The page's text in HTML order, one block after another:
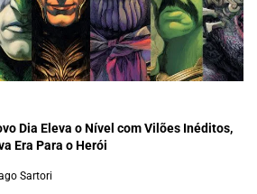
Dia Eleva o Nível com Vilões Inéditos,
Era Para o Herói
Sartori